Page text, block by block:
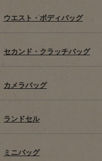
ウエスト・ボディバッグ
セカンド・クラッチバッグ
カメラバッグ
ランドセル
ミニバッグ